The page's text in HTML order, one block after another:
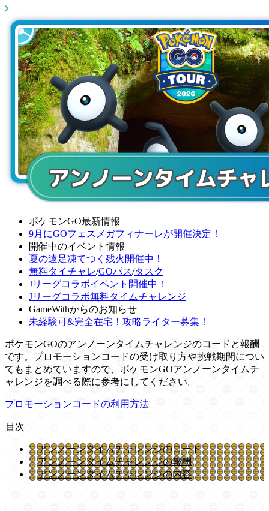
ポケモンGO最新情報
9月にGOフェスメガフィナーレが開催決定！
開催中のイベント情報
夏の遠足凍てつく残火開催中！
無料タイチャレ/GOパス/タスク
Jリーグコラボイベント開催中！
Jリーグコラボ無料タイムチャレンジ
GameWithからのお知らせ
未経験可&完全在宅！攻略ライター募集！
ポケモンGOのアンノーンタイムチャレンジのコードと報酬
です。プロモーションコードの受け取り方や挑戦期間につい
てもまとめていますので、ポケモンGOアンノーンタイムチ
ャレンジを調べる際に参考にしてください。
プロモーションコードの利用方法
目次
アンノーンタイムチャレンジのコード
アンノーンタイムチャレンジの報酬
アンノーンタイムチャレンジの内容